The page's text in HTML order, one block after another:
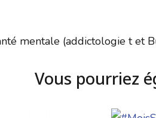
mentale (addictologie t et
Vous pourriez